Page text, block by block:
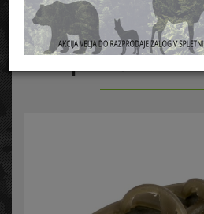
Domov Ribičija Pripomočki
Pripomočki za